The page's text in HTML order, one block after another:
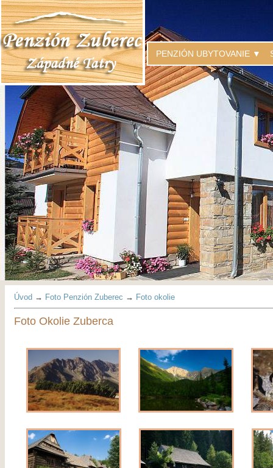
PENZIÓN UBYTOVANIE ▼
Úvod → Foto Penzión Zuberec → Foto okolie
Foto Okolie Zuberca